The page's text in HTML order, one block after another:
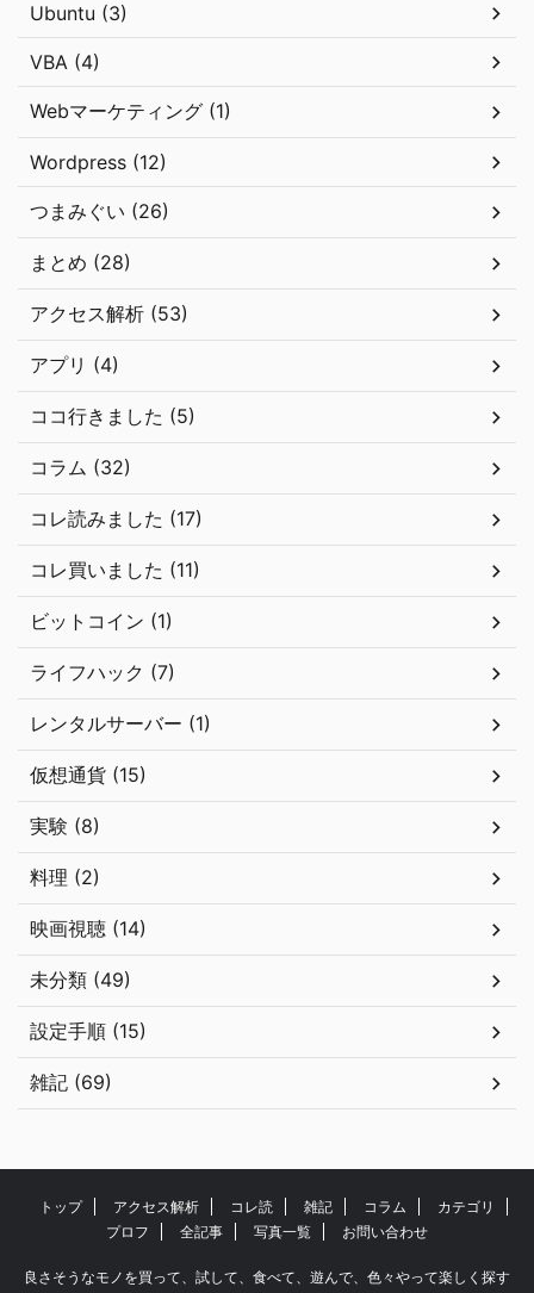
Ubuntu (3)
VBA (4)
Webマーケティング (1)
Wordpress (12)
つまみぐい (26)
まとめ (28)
アクセス解析 (53)
アプリ (4)
ココ行きました (5)
コラム (32)
コレ読みました (17)
コレ買いました (11)
ビットコイン (1)
ライフハック (7)
レンタルサーバー (1)
仮想通貨 (15)
実験 (8)
料理 (2)
映画視聴 (14)
未分類 (49)
設定手順 (15)
雑記 (69)
トップ アクセス解析 コレ読 雑記 コラム
カテゴリ
プロフ
全記事 写真一覧 お問い合わせ
良さそうなモノを買って、試して、食べて、遊んで、色々やって楽しく探す